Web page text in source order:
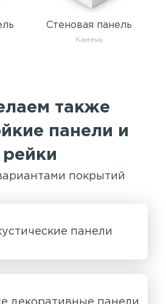
Стеновая панель
Камень
также
панели и
рейки
покрытий
панели
декоративные панели